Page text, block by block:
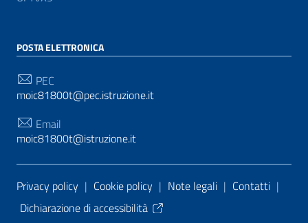
POSTA ELETTRONICA
PEC
moic81800t@pec.istruzione.it
Email
moic81800t@istruzione.it
Sezione Link Utili
Privacy policy | Cookie policy | Note legali | Contatti |
Dichiarazione di accessibilità